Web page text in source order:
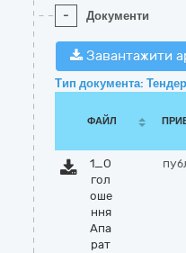
- Документи
Завантажити
Тип документа:
ФАЙЛ
1_О
гол
оше
ння
Апа
рат